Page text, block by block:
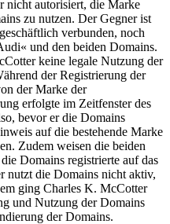
nicht autorisiert, die Marke
zu nutzen. Der Gegner ist
verbunden, noch
und den beiden Domains.
keine legale Nutzung der
der Registrierung der
der Marke der
erfolgte im Zeitfenster des
bevor er die Domains
auf die bestehende Marke
Zudem weisen die beiden
Domains registrierte auf das
nutzt die Domains nicht aktiv,
ging Charles K. McCotter
und Nutzung der Domains
der Domains.